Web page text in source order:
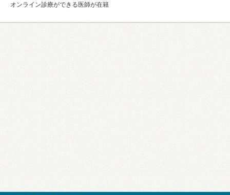
オンライン診療ができる医師が在籍